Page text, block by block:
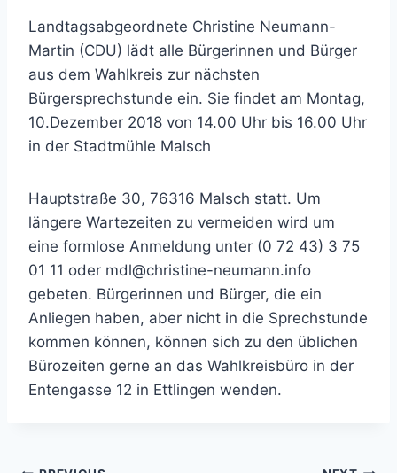
Landtagsabgeordnete Christine Neumann-
Martin (CDU) lädt alle Bürgerinnen und Bürger
aus dem Wahlkreis zur nächsten
Bürgersprechstunde ein. Sie findet am Montag,
10.Dezember 2018 von 14.00 Uhr bis 16.00 Uhr
in der Stadtmühle Malsch
Hauptstraße 30, 76316 Malsch statt. Um
längere Wartezeiten zu vermeiden wird um
eine formlose Anmeldung unter (0 72 43) 3 75
01 11 oder mdl@christine-neumann.info
gebeten. Bürgerinnen und Bürger, die ein
Anliegen haben, aber nicht in die Sprechstunde
kommen können, können sich zu den üblichen
Bürozeiten gerne an das Wahlkreisbüro in der
Entengasse 12 in Ettlingen wenden.